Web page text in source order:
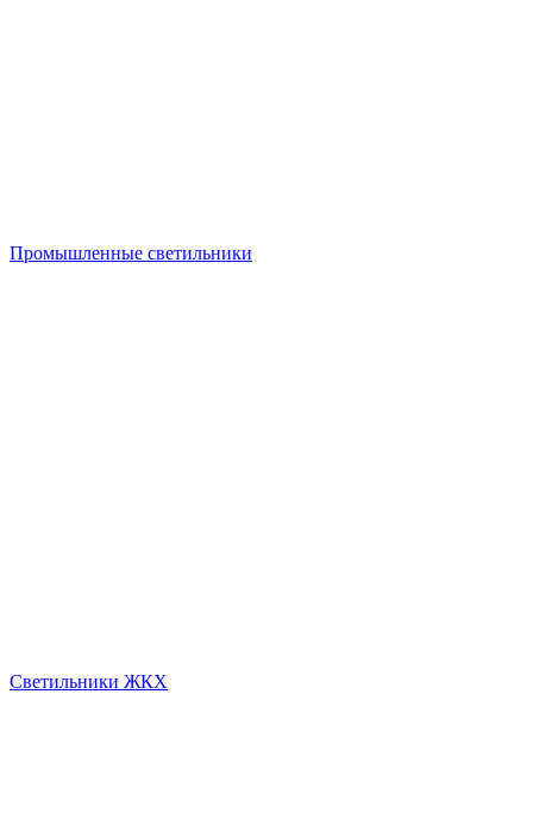
Промышленные светильники
Светильники ЖКХ